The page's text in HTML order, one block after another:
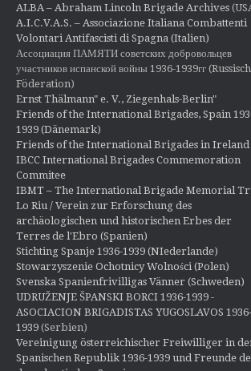
ALBA – Abraham Lincoln Brigade Archives
A.I.C.V.A.S. – Associazione Italiana Combattenti
Volontari Antifascisti di Spagna (Italien)
Ассоциация ПАМЯТИ советских добровольцев
участников испанской войны 1936-1939гг
Föderation)
Ernst Thälmann" e. V., Ziegenhals-Berlin"
Friends of the International Brigades, Spain
1939 (Dänemark)
Friends of the International Brigades in Ireland
IBCC International Brigades Commemoration
Commitee
IBMT – The International Brigade Memorial
Lo Riu / Verein zur Erforschung des
archäologischen und historischen Erbes der
Terres de l'Ebro (Spanien)
Stichting Spanje 1936-1939 (NIederlande)
Stowarzyszenie Ochotnicy Wolności (Polen)
Svenska Spanienfrivilligas Vänner (Schweden)
UDRUŽENJE ŠPANSKI BORCI 1936-1939 -
ASOCIACION BRIGADISTAS YUGOSLAVOS 1936-
1939(Serbien)
Vereinigung österreichischer Freiwilliger in
Spanischen Republik 1936-1939 und Freunde